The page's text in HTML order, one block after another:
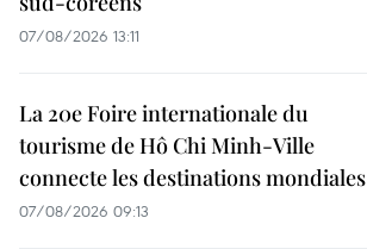
07/08/2026 13:11
La 20e Foire internationale du
tourisme de Hô Chi Minh-Ville
connecte les destinations mondiales
07/08/2026 09:13